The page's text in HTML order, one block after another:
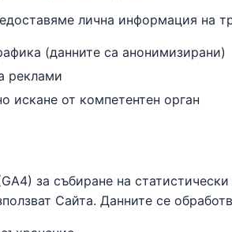
лична информация на
(данните са анонимизирани)
реклами
искане от компетентен орган
за събиране на
Сайта. Данните се